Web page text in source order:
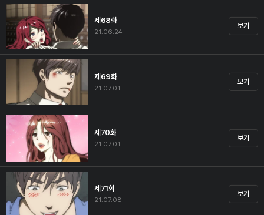
제68화
21.06.24
보기
제69화
21.07.01
보기
제70화
21.07.01
보기
제71화
21.07.08
보기